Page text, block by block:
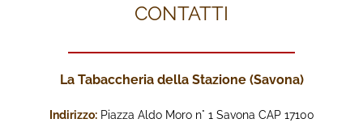
CONTATTI
La Tabaccheria della Stazione (Savona)
Indirizzo:Piazza Aldo Moro n° 1 Savona CAP 17100